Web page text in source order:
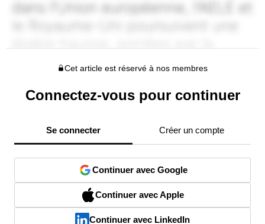
Cet article est réservé à nos membres
Connectez-vous pour continuer
Se connecter Créer un compte
Continuer avec Google
Continuer avec Apple
Continuer avec LinkedIn